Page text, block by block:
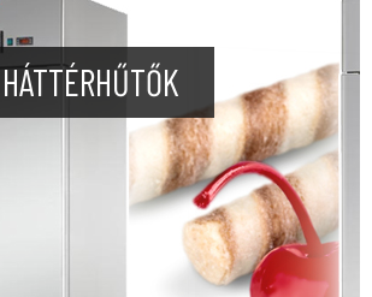
HÁTTÉRHŰTŐK
További részletek